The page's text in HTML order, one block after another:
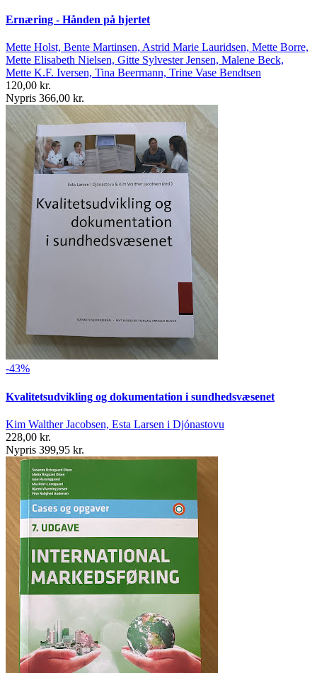
Ernæring - Hånden på hjertet
Mette Holst, Bente Martinsen, Astrid Marie Lauridsen, Mette Borre,
Mette Elisabeth Nielsen, Gitte Sylvester Jensen, Malene Beck,
Mette K.F. Iversen, Tina Beermann, Trine Vase Bendtsen
120,00 kr.
Nypris 366,00 kr.
-43%
Kvalitetsudvikling og dokumentation i sundhedsvæsenet
Kim Walther Jacobsen, Esta Larsen i Djónastovu
228,00 kr.
Nypris 399,95 kr.